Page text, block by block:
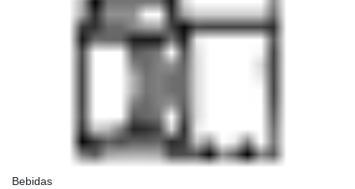
Bebidas